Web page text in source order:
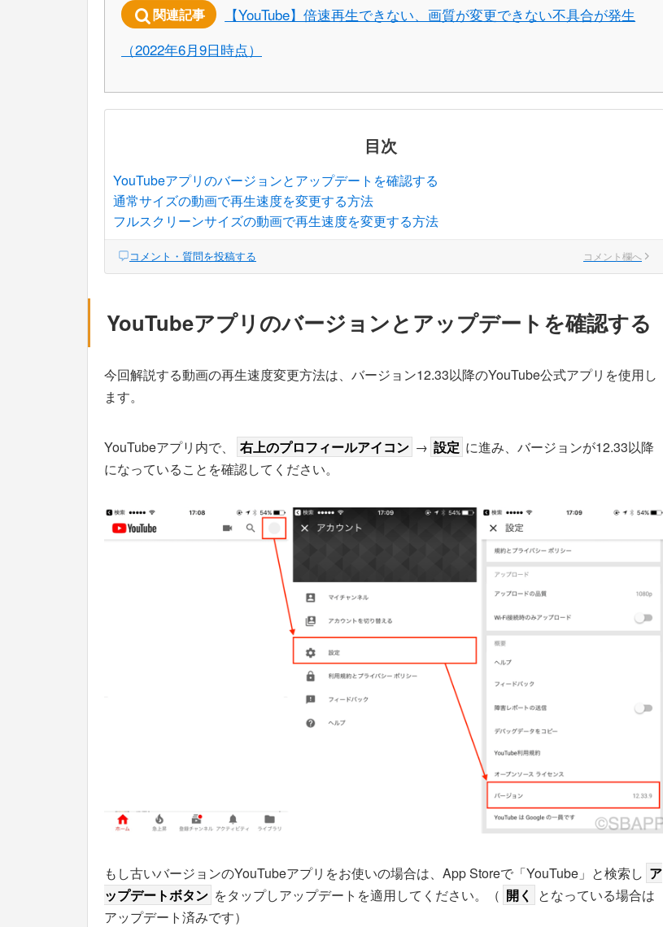
関連記事
【YouTube】倍速再生できない、画質が変更できない不具合が発生
（2022年6月9日時点）
目次
YouTubeアプリのバージョンとアップデートを確認する
通常サイズの動画で再生速度を変更する方法
フルスクリーンサイズの動画で再生速度を変更する方法
コメント・質問を投稿する コメント欄へ
YouTubeアプリのバージョンとアップデートを確認する
今回解説する動画の再生速度変更方法は、バージョン12.33以降のYouTube公式アプリを使用し
ます。
YouTubeアプリ内で、 右上のプロフィールアイコン → 設定 に進み、バージョンが12.33以降
になっていることを確認してください。
もし古いバージョンのYouTubeアプリをお使いの場合は、App Storeで「YouTube」と検索し ア
ップデートボタン をタップしアップデートを適用してください。（ 開く
となっている場合は
アップデート済みです）